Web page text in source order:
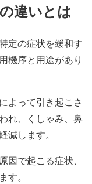
違いとは
定の症状を緩和す
機序と用途があり
よって引き起こさ
れ、くしゃみ、鼻
減します。
因で起こる症状、
す。